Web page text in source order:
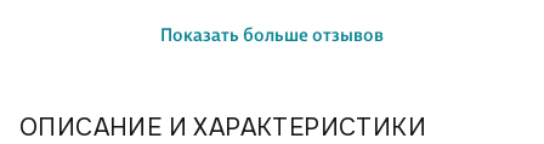
ОПИСАНИЕ И ХАРАКТЕРИСТИКИ
Показать больше отзывов